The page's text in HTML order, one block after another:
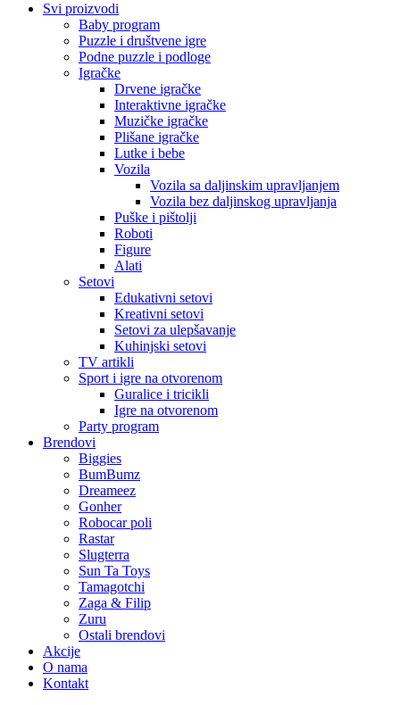
Svi proizvodi
Baby program
Puzzle i društvene igre
Podne puzzle i podloge
Igračke
Drvene igračke
Interaktivne igračke
Muzičke igračke
Plišane igračke
Lutke i bebe
Vozila
Vozila sa daljinskim upravljanjem
Vozila bez daljinskog upravljanja
Puške i pištolji
Roboti
Figure
Alati
Setovi
Edukativni setovi
Kreativni setovi
Setovi za ulepšavanje
Kuhinjski setovi
TV artikli
Sport i igre na otvorenom
Guralice i tricikli
Igre na otvorenom
Party program
Brendovi
Biggies
BumBumz
Dreameez
Gonher
Robocar poli
Rastar
Slugterra
Sun Ta Toys
Tamagotchi
Zaga & Filip
Zuru
Ostali brendovi
Akcije
O nama
Kontakt